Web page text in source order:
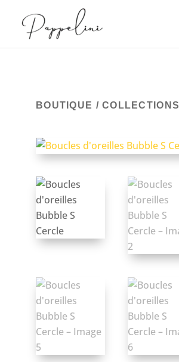
BOUTIQUE /COLLECTIONS